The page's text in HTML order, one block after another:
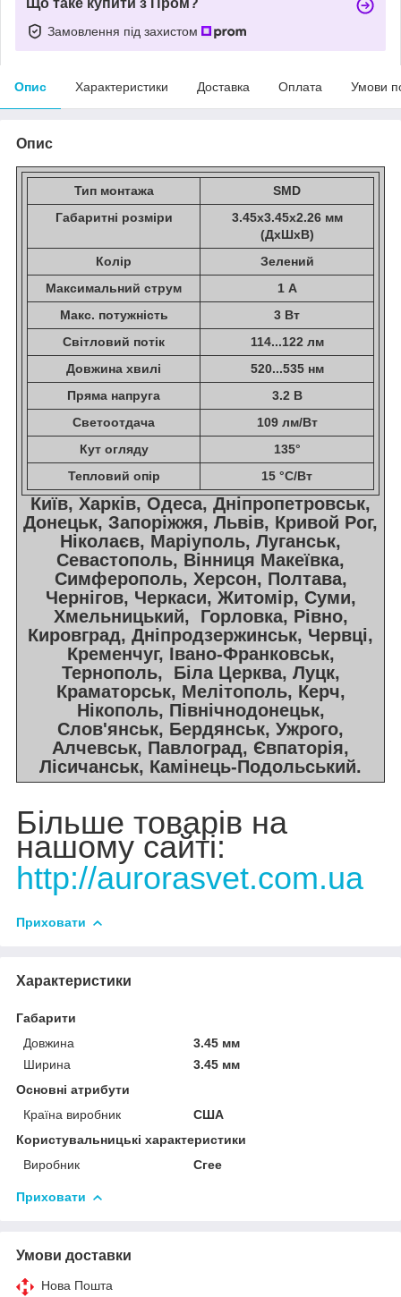
Замовлення під захистом
Опис Характеристики Доставка Оплата Умови
Опис
Тип монтажа
SMD
Габаритні розміри
3.45x3.45x2.26 мм
(ДxШxВ)
Колір
Зелений
Максимальний струм
1 А
Макс. потужність
3 Вт
Світловий потік
114...122 лм
Довжина хвилі
520...535 нм
Пряма напруга
3.2 В
Светоотдача
109 лм/Вт
Кут огляду
135°
Тепловий опір
15 °С/Вт
Київ, Харків, Одеса, Дніпропетровськ,
Донецьк, Запоріжжя, Львів, Кривой Рог,
Ніколаєв, Маріуполь, Луганськ,
Севастополь, Вінниця Макеївка,
Симферополь, Херсон, Полтава,
Чернігов, Черкаси, Житомір, Суми,
Хмельницький, Горловка, Рівно,
Кировград, Дніпродзержинськ, Червці,
Кременчуг, Івано-Франковськ,
Тернополь, Біла Церква, Луцк,
Краматорськ, Мелітополь, Керч,
Нікополь, Північнодонецьк,
Слов'янськ, Бердянськ, Ужрого,
Алчевськ, Павлоград, Євпаторія,
Лісичанськ, Камінець-Подольський.
Більше товарів на
нашому сайті:
http://aurorasvet.com.ua
Приховати
Характеристики
Габарити
Довжина
3.45 мм
Ширина
3.45 мм
Основні атрибути
Країна виробник
США
Користувальницькі характеристики
Виробник
Сгее
Приховати
Умови доставки
Нова Пошта